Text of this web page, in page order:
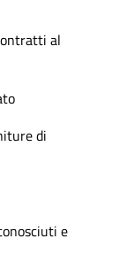
al
di
e